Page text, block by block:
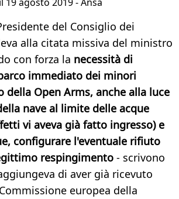
del Consiglio dei
alla citata missiva del ministro
con forza la necessità di
immediato dei minori
della Open Arms, anche alla luce
nave al limite delle acque
vi aveva già fatto ingresso) e
configurare l'eventuale rifiuto
respingimento - scrivono
di aver già ricevuto
europea della